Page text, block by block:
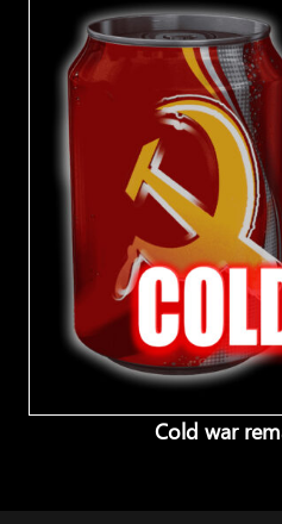
Cold war